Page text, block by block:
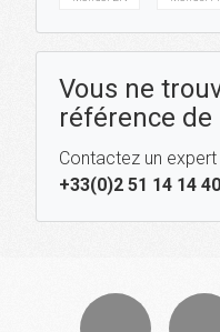
Vous ne
référence de
Contactez un
+33(0)2 51 14 14 40